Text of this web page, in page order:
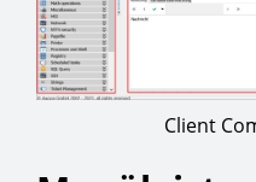
Client